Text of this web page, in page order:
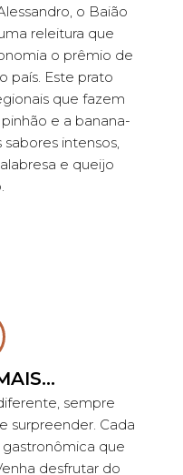
o Baião
releitura que
o prêmio de
país. Este prato
que fazem
e a banana-
intensos,
e queijo
sempre
surpreender. Cada
que
desfrutar do